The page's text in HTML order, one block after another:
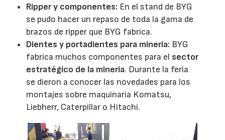
Ripper y componentes: En el stand de BYG
se pudo hacer un repaso de toda la gama de
brazos de ripper que BYG fabrica.
Dientes y portadientes para minería: BYG
fabrica muchos componentes para el sector
estratégico de la minería. Durante la feria
se dieron a conocer las novedades para los
montajes sobre maquinaria Komatsu,
Liebherr, Caterpillar o Hitachi.